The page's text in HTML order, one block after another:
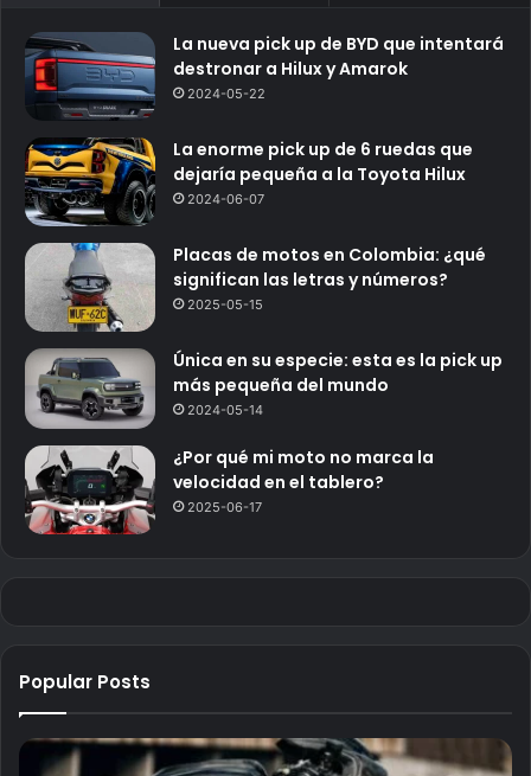
La nueva pick up de BYD que intentará
destronar a Hilux y Amarok
2024-05-22
La enorme pick up de 6 ruedas que
dejaría pequeña a la Toyota Hilux
2024-06-07
Placas de motos en Colombia: ¿qué
significan las letras y números?
2025-05-15
Única en su especie: esta es la pick up
más pequeña del mundo
2024-05-14
¿Por qué mi moto no marca la
velocidad en el tablero?
2025-06-17
Popular Posts